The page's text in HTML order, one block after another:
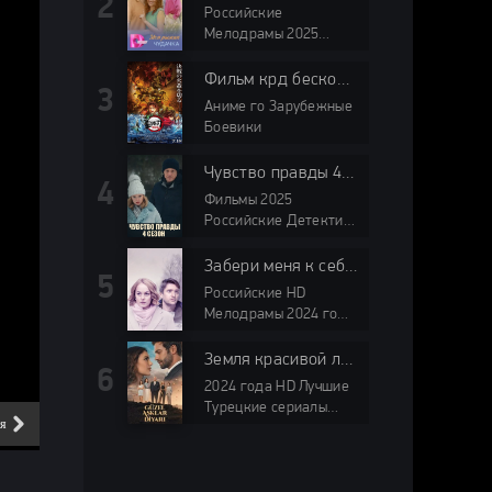
6 серия
Российские
Мелодрамы 2025
сериалы HD
Фильм крд бесконечный замок
Аниме го Зарубежные
Боевики
Чувство правды 4 Сезон
Фильмы 2025
Российские Детектив
сериалы HD
Забери меня к себе (2024)
Российские HD
Мелодрамы 2024 года
Земля красивой любви
2024 года HD Лучшие
Турецкие сериалы